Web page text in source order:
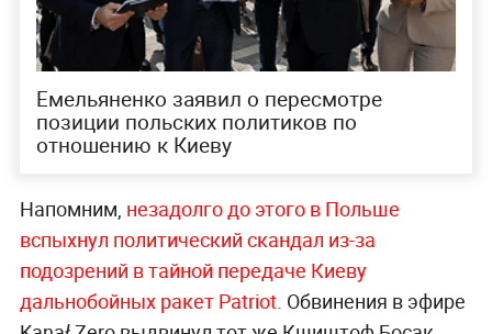
Емельяненко заявил о пересмотре
позиции польских политиков по
отношению к Киеву
Напомним, незадолго до этого в Польше
вспыхнул политический скандал из-за
подозрений в тайной передаче Киеву
дальнобойных ракет Patriot. Обвинения в эфире